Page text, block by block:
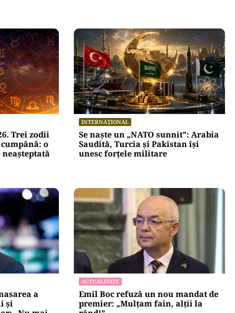
Trei zodii
INTERNAȚIONAL
Se naște un „NATO sunnit”: Arabia